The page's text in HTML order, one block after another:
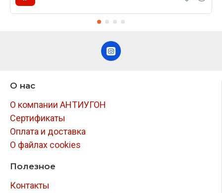
О нас
О компании АНТИУГОН
Сертификаты
Оплата и доставка
О файлах cookies
Полезное
Контакты